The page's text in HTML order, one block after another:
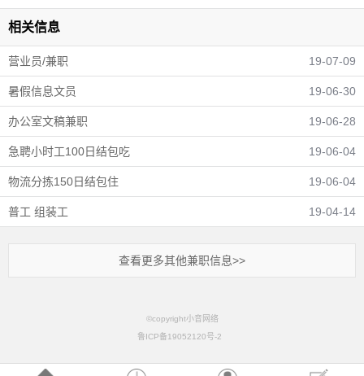
相关信息
营业员/兼职 19-07-09
暑假信息文员 19-06-30
办公室文稿兼职 19-06-28
急聘小时工100日结包吃 19-06-04
物流分拣150日结包住 19-06-04
普工 组装工 19-04-14
查看更多其他兼职信息>>
©copyright小音网络
鲁ICP备19052120号-2